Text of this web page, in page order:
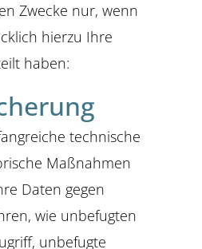
Zwecke nur, wenn
hierzu Ihre
haben:
technische
Maßnahmen
Daten gegen
wie unbefugten
unbefugte